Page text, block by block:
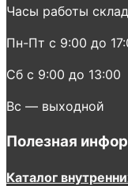
Часы работы
Пн-Пт с 9:00 до
Сб с 9:00 до 13:00
Вс — выходной
Полезная
Каталог